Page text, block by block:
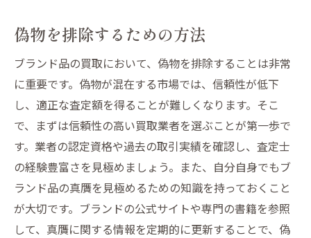
偽物を排除するための方法
ブランド品の買取において、偽物を排除することは非常
に重要です。偽物が混在する市場では、信頼性が低下
し、適正な査定額を得ることが難しくなります。そこ
で、まずは信頼性の高い買取業者を選ぶことが第一歩で
す。業者の認定資格や過去の取引実績を確認し、査定士
の経験豊富さを見極めましょう。また、自分自身でもブ
ランド品の真贋を見極めるための知識を持っておくこと
が大切です。ブランドの公式サイトや専門の書籍を参照
して、真贋に関する情報を定期的に更新することで、偽